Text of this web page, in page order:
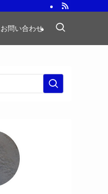
お問い合わせ